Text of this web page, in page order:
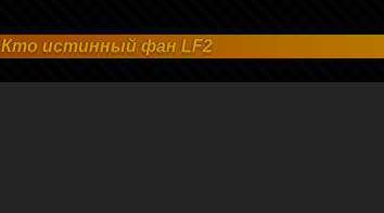
Кто истинный фан LF2